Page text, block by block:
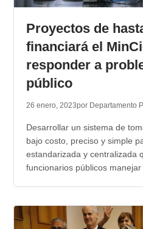
Proyectos de
financiará el
responder a
público
26 enero, 2023por Departamento
Desarrollar un sistema de
bajo costo, preciso y simple
estandarizada y centralizada
funcionarios públicos